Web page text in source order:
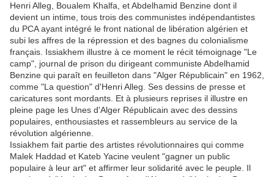
Henri Alleg, Boualem Khalfa, et Abdelhamid Benzine dont il
devient un intime, tous trois des communistes indépendantistes
du PCA ayant intégré le front national de libération algérien et
subi les affres de la répression et des bagnes du colonialisme
français. Issiakhem illustre à ce moment le récit témoignage "Le
camp", journal de prison du dirigeant communiste Abdelhamid
Benzine qui paraît en feuilleton dans "Alger Républicain" en 1962,
comme "La question" d'Henri Alleg. Ses dessins de presse et
caricatures sont mordants. Et à plusieurs reprises il illustre en
pleine page les Unes d'Alger Républicain avec des dessins
populaires, enthousiastes et rassembleurs au service de la
révolution algérienne.
Issiakhem fait partie des artistes révolutionnaires qui comme
Malek Haddad et Kateb Yacine veulent "gagner un public
populaire à leur art" et affirmer leur solidarité avec le peuple. Il